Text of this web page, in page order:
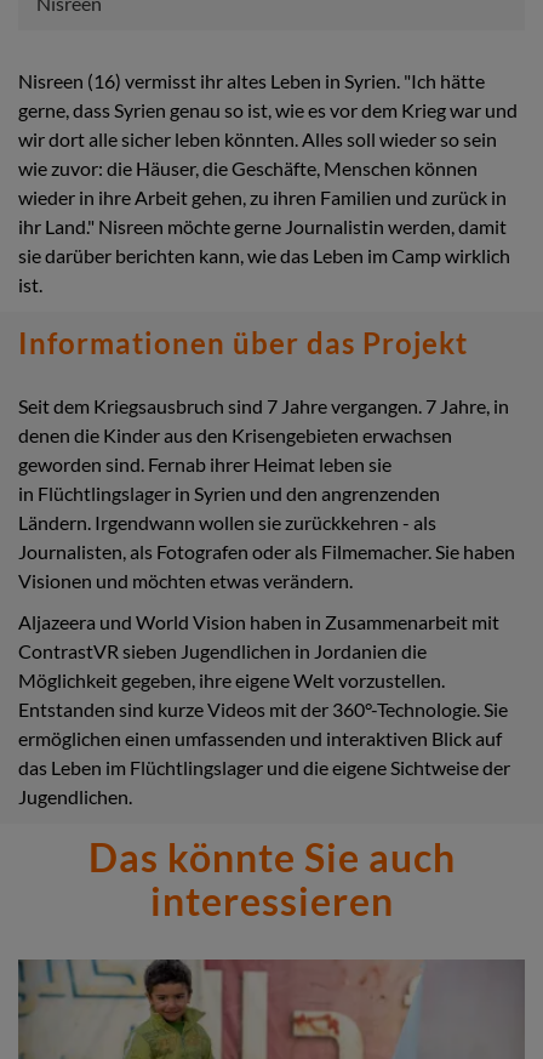
Nisreen (16) vermisst ihr altes Leben in Syrien. "Ich hätte
gerne, dass Syrien genau so ist, wie es vor dem Krieg war und
wir dort alle sicher leben könnten. Alles soll wieder so sein
wie zuvor: die Häuser, die Geschäfte, Menschen können
wieder in ihre Arbeit gehen, zu ihren Familien und zurück in
ihr Land." Nisreen möchte gerne Journalistin werden, damit
sie darüber berichten kann, wie das Leben im Camp wirklich
ist.
Informationen über das Projekt
Seit dem Kriegsausbruch sind 7 Jahre vergangen. 7 Jahre, in
denen die Kinder aus den Krisengebieten erwachsen
geworden sind. Fernab ihrer Heimat leben sie
in Flüchtlingslager in Syrien und den angrenzenden
Ländern. Irgendwann wollen sie zurückkehren - als
Journalisten, als Fotografen oder als Filmemacher. Sie haben
Visionen und möchten etwas verändern.
Aljazeera und World Vision haben in Zusammenarbeit mit
ContrastVR sieben Jugendlichen in Jordanien die
Möglichkeit gegeben, ihre eigene Welt vorzustellen.
Entstanden sind kurze Videos mit der 360°-Technologie. Sie
ermöglichen einen umfassenden und interaktiven Blick auf
das Leben im Flüchtlingslager und die eigene Sichtweise der
Jugendlichen.
Das könnte Sie auch
interessieren